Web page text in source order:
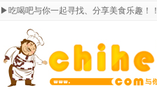
▶吃喝吧与你一起寻找、分享美食乐趣！！